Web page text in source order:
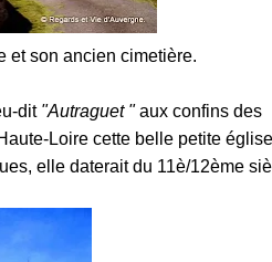
et son ancien cimetière.
dit "Autraguet "aux confins des
Loire cette belle petite église
elle daterait du 11è/12ème